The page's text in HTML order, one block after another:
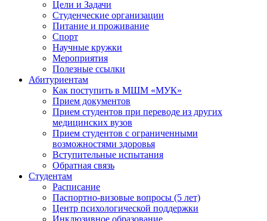
Цели и Задачи
Студенческие организации
Питание и проживание
Спорт
Научные кружки
Мероприятия
Полезные ссылки
Абитуриентам
Как поступить в МШМ «МУК»
Прием документов
Прием студентов при переводе из других
медицинских вузов
Прием студентов с ограниченными
возможностями здоровья
Вступительные испытания
Обратная связь
Студентам
Расписание
Паспортно-визовые вопросы (5 лет)
Центр психологической поддержки
Инклюзивное образование